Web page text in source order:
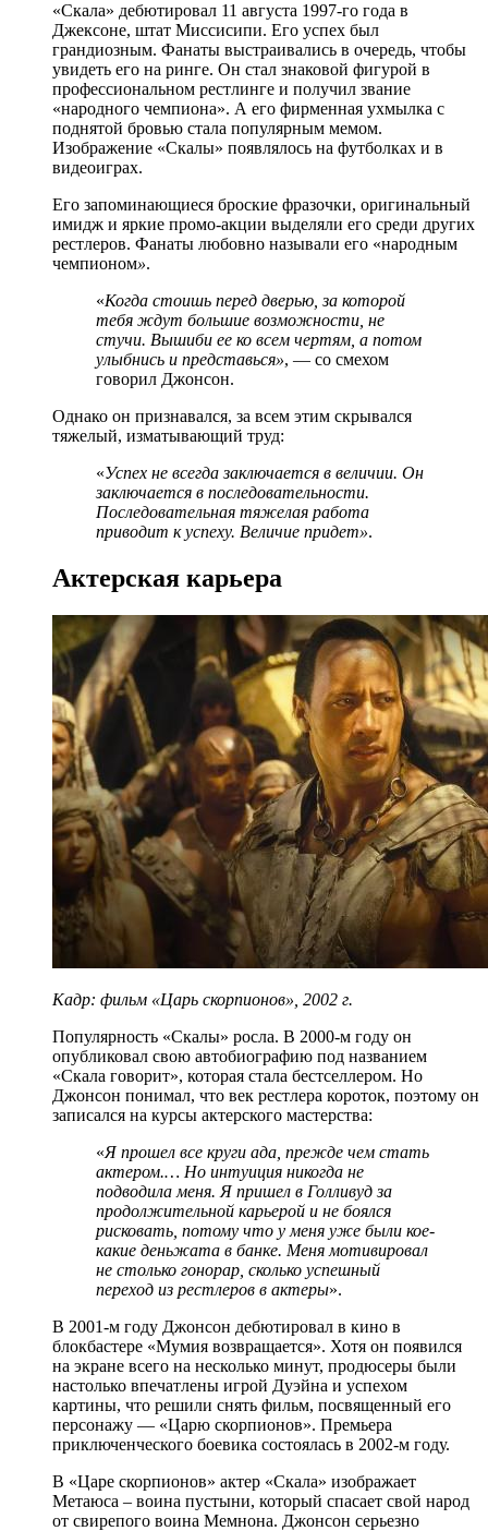
«Скала» дебютировал 11 августа 1997-го года в
Джексоне, штат Миссисипи. Его успех был
грандиозным. Фанаты выстраивались в очередь, чтобы
увидеть его на ринге. Он стал знаковой фигурой в
профессиональном рестлинге и получил звание
«народного чемпиона». А его фирменная ухмылка с
поднятой бровью стала популярным мемом.
Изображение «Скалы» появлялось на футболках и в
видеоиграх.
Его запоминающиеся броские фразочки, оригинальный
имидж и яркие промо-акции выделяли его среди других
рестлеров. Фанаты любовно называли его «народным
чемпионом».
«Когда стоишь перед дверью, за которой
тебя ждут большие возможности, не
стучи. Вышиби ее ко всем чертям, а потом
улыбнись и представься», — со смехом
говорил Джонсон.
Однако он признавался, за всем этим скрывался
тяжелый, изматывающий труд:
«Успех не всегда заключается в величии. Он
заключается в последовательности.
Последовательная тяжелая работа
приводит к успеху. Величие придет».
Актерская карьера
Кадр: фильм «Царь скорпионов», 2002 г.
Популярность «Скалы» росла. В 2000-м году он
опубликовал свою автобиографию под названием
«Скала говорит», которая стала бестселлером. Но
Джонсон понимал, что век рестлера короток, поэтому он
записался на курсы актерского мастерства:
«Я прошел все круги ада, прежде чем стать
актером.… Но интуиция никогда не
подводила меня. Я пришел в Голливуд за
продолжительной карьерой и не боялся
рисковать, потому что у меня уже были кое-
какие деньжата в банке. Меня мотивировал
не столько гонорар, сколько успешный
переход из рестлеров в актеры».
В 2001-м году Джонсон дебютировал в кино в
блокбастере «Мумия возвращается». Хотя он появился
на экране всего на несколько минут, продюсеры были
настолько впечатлены игрой Дуэйна и успехом
картины, что решили снять фильм, посвященный его
персонажу — «Царю скорпионов». Премьера
приключенческого боевика состоялась в 2002-м году.
В «Царе скорпионов» актер «Скала» изображает
Метаюса – воина пустыни, который спасает свой народ
от свирепого воина Мемнона. Джонсон серьезно